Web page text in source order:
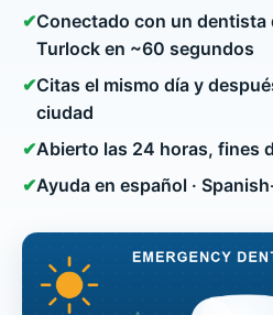
✔Conectado con un dentista
Turlock en ~60 segundos
✔Citas el mismo día y
ciudad
✔Abierto las 24 horas, fines
✔Ayuda en español ·